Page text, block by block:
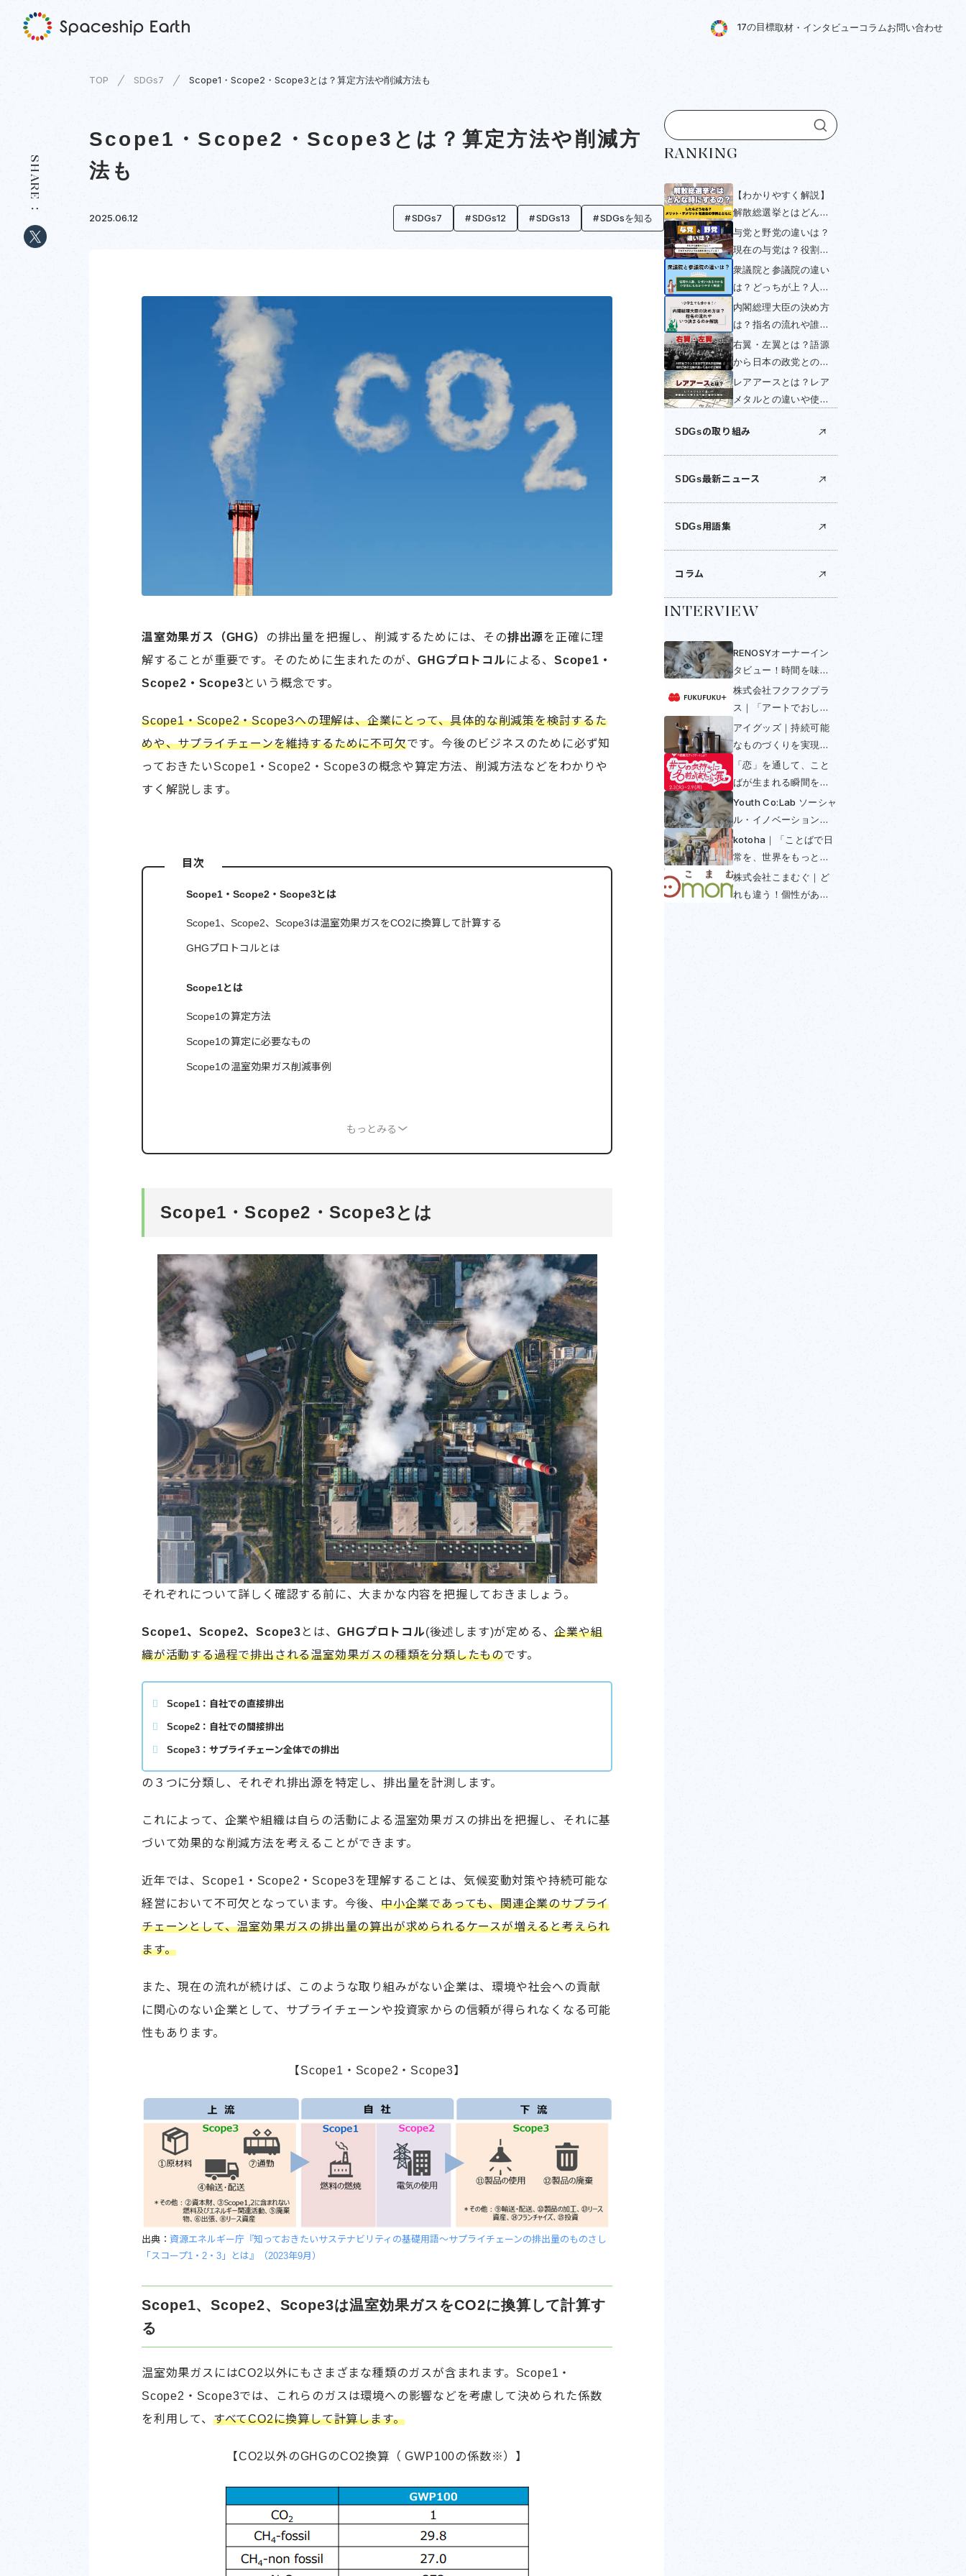
17の目標取材 ・ インタ ビュ ーコラ ムお問い合わせ
TOP SDGs7 Scope1・Scope2・Scope3とは？算定方法や削減方法も
Scope1・Scope2・Scope3とは？算定方法や削減方
法も
2025.06.12 SDGs7 SDGs12 SDGs13 SDGsを知る
温室効果ガス（GHG） の排出量を把握し、削減するためには、その排出源を正確に理
解することが重要です。そのために生まれたのが、GHGプロトコル による、Scope1・
Scope2・Scope3という概念です。
Scope1・Scope2・Scope3への理解は、企業にとって、具体的な削減策を検討するた
めや、サプライチェーンを維持するために不可欠です。今後のビジネスのために必ず知
っておきたいScope1・Scope2・Scope3の概念や算定方法、削減方法などをわかりや
すく解説します。
目次
Scope1・Scope2・Scope3とは
Scope1、Scope2、Scope3は温室効果ガスをCO2に換算して計算する
GHGプロトコルとは
Scope1とは
Scope1の算定方法
Scope1の算定に必要なもの
Scope1の温室効果ガス削減事例
もっとみる
Scope1・Scope2・Scope3とは
それぞれについて詳しく確認する前に、大まかな内容を把握しておきましょう。
Scope1、Scope2、Scope3 とは、GHGプロトコル(後述します)が定める、企業や組
織が活動する過程で排出される温室効果ガスの種類を分類したものです。
Scope1：自社での直接排出
Scope2：自社での間接排出
Scope3：サプライチェーン全体での排出
の３つに分類し、それぞれ排出源を特定し、排出量を計測します。
これによって、企業や組織は自らの活動による温室効果ガスの排出を把握し、それに基
づいて効果的な削減方法を考えることができます。
近年では、Scope1・Scope2・Scope3を理解することは、気候変動対策や持続可能な
経営において不可欠となっています。今後、 中小企業であっても、関連企業のサプライ
チェーンとして、温室効果ガスの排出量の算出が求められるケースが増えると考えられ
ます。
また、現在の流れが続けば、このような取り組みがない企業は、環境や社会への貢献
に関心のない企業として、サプライチェーンや投資家からの信頼が得られなくなる可能
性もあります。
【Scope1・Scope2・Scope3】
出典： 資源エネルギー庁『知っておきたいサステナビリティの基礎用語～サプライチェーンの排出量のものさし
「スコープ1・2・3」とは』（2023年9月）
Scope1、Scope2、Scope3は温室効果ガスをCO2に換算して計算す
る
温室効果ガスにはCO2以外にもさまざまな種類のガスが含まれます。Scope1・
Scope2・Scope3では、これらのガスは環境への影響などを考慮して決められた係数
を利用して、 すべてCO2に換算して計算します。
【CO2以外のGHGのCO2換算（ GWP100の係数※）】
SHARE
RANKING
【わかりやすく解説】
解散総選挙とはどんな
時にするの？したらど
うなる？メリット・デ
メリットを過去の事例
とともにみていく
与党と野党の違いは？
現在の与党は？役割や
衆議院・参議院選挙と
の関係をわかりやすく
解説！
衆議院と参議院の違い
は？どっちが上？人数
や与党・野党について
小学生にもわかりやす
く簡単に解説！
内閣総理大臣の決め方
は？指名の流れや誰が
する？いつ変わるの
か・国民投票できない
右翼・左翼とは？語源
から日本の政党との関
係までわかりやすく解
説！
レアアースとは？レア
メタルとの違いや使い
日本の埋蔵量・中国の
SDGsの取り組み
SDGs最新ニュース
SDGs用語集
コラム
INTERVIEW
RENOSYオーナーイン
タビュー！時間を味方
につける〜不動産投資
は早めの年金〜
株式会社フクフクプラ
ス｜「アートでおしゃ
べり」して多様性と包
括を実現
アイグッズ｜持続可能
なものづくりを実現！
コーヒーからできたコ
ーヒー好きのための
「恋」を通して、こと
ばが生まれる瞬間を感
じられる展示──「この
気持ちに名前があった
ら展」開催初日レポー
ト
Youth Co:Lab ソーシャ
ル・イノベーション・
チャレンジ日本大会
2025
kotoha｜「ことばで日
常を、世界をもっと豊
かに」を掲げ「翻訳で
きないことば」との出
株式会社こまむぐ｜ど
れも違う！個性がある